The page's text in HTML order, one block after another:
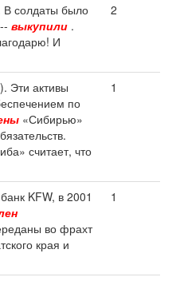
В солдаты было
выкупили .
И
2
Эти активы
по
«Сибирью»
считает, что
1
KFW, в 2001
во фрахт
края и
1